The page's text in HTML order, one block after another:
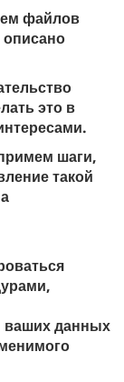
файлов
это в
шаги,
такой
ваших данных